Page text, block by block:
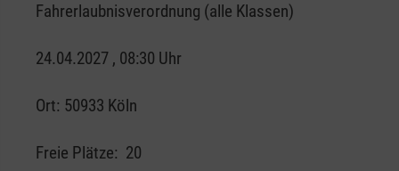
Fahrerlaubnisverordnung (alle Klassen)
24.04.2027 , 08:30 Uhr
Ort: 50933 Köln
Freie Plätze: 20